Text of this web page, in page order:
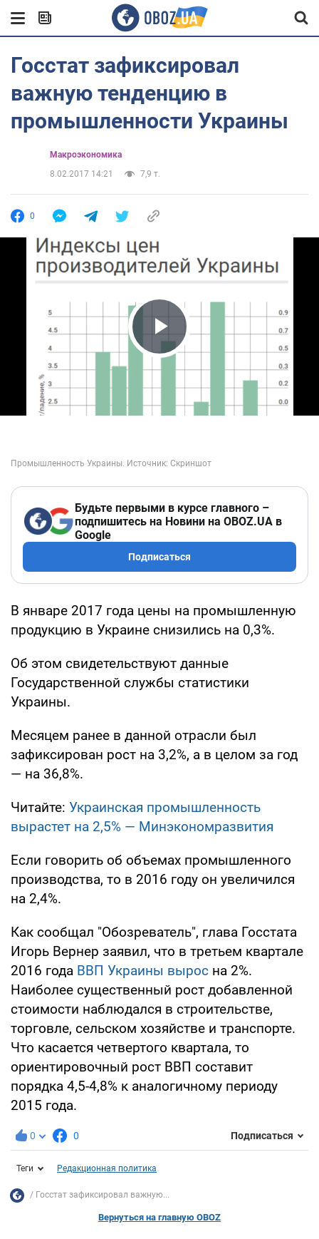
Госстат зафиксировал
важную тенденцию в
промышленности Украины
Mакроэкономика
8.02.2017 14:21
7,9 т.
0
Play Video
Будьте первыми в курсе главного –
подпишитесь на Новини на OBOZ.UA в
Google
Подписаться
В январе 2017 года цены на промышленную
продукцию в Украине снизились на 0,3%.
Об этом свидетельствуют данные
Государственной службы статистики
Украины.
Месяцем ранее в данной отрасли был
зафиксирован рост на 3,2%, а в целом за год
— на 36,8%.
Читайте: Украинская промышленность
вырастет на 2,5% — Минэкономразвития
Если говорить об объемах промышленного
производства, то в 2016 году он увеличился
на 2,4%.
Как сообщал "Обозреватель", глава Госстата
Игорь Вернер заявил, что в третьем квартале
2016 года ВВП Украины вырос на 2%.
Наиболее существенный рост добавленной
стоимости наблюдался в строительстве,
торговле, сельском хозяйстве и транспорте.
Что касается четвертого квартала, то
ориентировочный рост ВВП составит
порядка 4,5-4,8% к аналогичному периоду
2015 года.
0 0 Подписаться
Теги Редакционная политика
Госстат зафиксировал важную...
Вернуться на главную OBOZ